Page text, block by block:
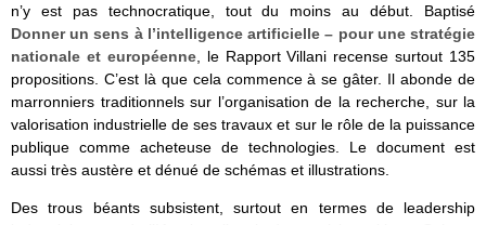
n’y est pas technocratique, tout du moins au début. Baptisé
Donner un sens à l’intelligence artificielle – pour une stratégie
nationale et européenne, le Rapport Villani recense surtout 135
propositions. C’est là que cela commence à se gâter. Il abonde de
marronniers traditionnels sur l’organisation de la recherche, sur la
valorisation industrielle de ses travaux et sur le rôle de la puissance
publique comme acheteuse de technologies. Le document est
aussi très austère et dénué de schémas et illustrations.
Des trous béants subsistent, surtout en termes de leadership